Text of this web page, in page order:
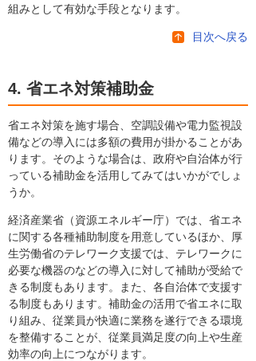
組みとして有効な手段となります。
目次へ戻る
4. 省エネ対策補助金
省エネ対策を施す場合、空調設備や電力監視設
備などの導入には多額の費用が掛かることがあ
ります。そのような場合は、政府や自治体が行
っている補助金を活用してみてはいかがでしょ
うか。
経済産業省（資源エネルギー庁）では、省エネ
に関する各種補助制度を用意しているほか、厚
生労働省のテレワーク支援では、テレワークに
必要な機器のなどの導入に対して補助が受給で
きる制度もあります。また、各自治体で支援す
る制度もあります。補助金の活用で省エネに取
り組み、従業員が快適に業務を遂行できる環境
を整備することが、従業員満足度の向上や生産
効率の向上につながります。